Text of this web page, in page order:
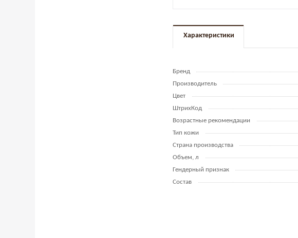
Характеристики
Бренд
Производитель
Цвет
ШтрихКод
Возрастные рекомендации
Тип кожи
Страна производства
Объем, л
Гендерный признак
Состав